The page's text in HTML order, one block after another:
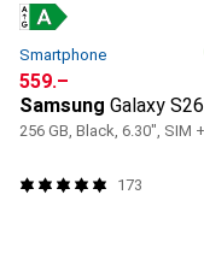
Smartphone
CHF
559.–
Samsung Galaxy S26
173